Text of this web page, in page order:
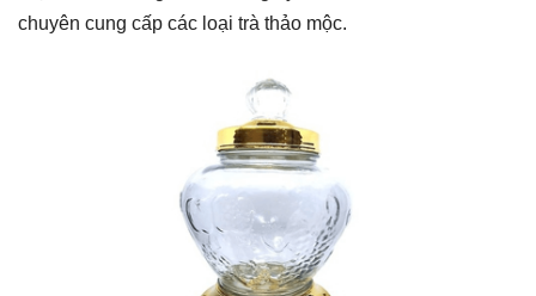
chuyên cung cấp các loại trà thảo mộc.